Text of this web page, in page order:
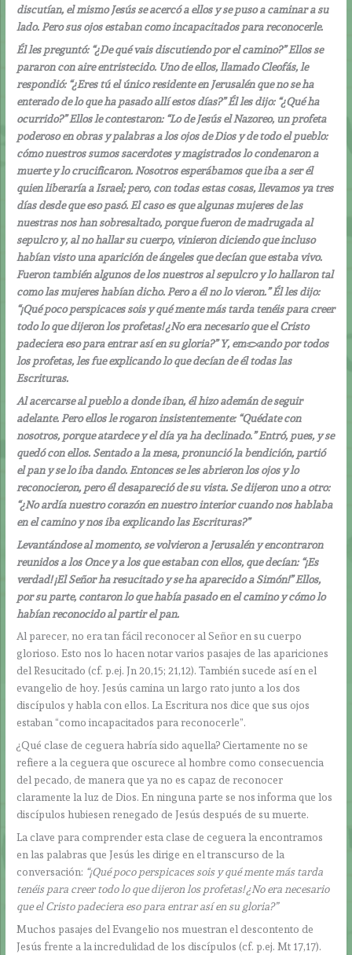
discutían, el mismo Jesús se acercó a ellos y se puso a caminar a su
lado. Pero sus ojos estaban como incapacitados para reconocerle.
Él les preguntó: “¿De qué vais discutiendo por el camino?” Ellos se
pararon con aire entristecido. Uno de ellos, llamado Cleofás, le
respondió: “¿Eres tú el único residente en Jerusalén que no se ha
enterado de lo que ha pasado allí estos días?” Él les dijo: “¿Qué ha
ocurrido?” Ellos le contestaron: “Lo de Jesús el Nazoreo, un profeta
poderoso en obras y palabras a los ojos de Dios y de todo el pueblo:
cómo nuestros sumos sacerdotes y magistrados lo condenaron a
muerte y lo crucificaron. Nosotros esperábamos que iba a ser él
quien liberaría a Israel; pero, con todas estas cosas, llevamos ya tres
días desde que eso pasó. El caso es que algunas mujeres de las
nuestras nos han sobresaltado, porque fueron de madrugada al
sepulcro y, al no hallar su cuerpo, vinieron diciendo que incluso
habían visto una aparición de ángeles que decían que estaba vivo.
Fueron también algunos de los nuestros al sepulcro y lo hallaron tal
como las mujeres habían dicho. Pero a él no lo vieron.” Él les dijo:
“¡Qué poco perspicaces sois y qué mente más tarda tenéis para creer
todo lo que dijeron los profetas! ¿No era necesario que el Cristo
padeciera eso para entrar así en su gloria?” Y, empezando por todos
los profetas, les fue explicando lo que decían de él todas las
Escrituras.
Al acercarse al pueblo a donde iban, él hizo ademán de seguir
adelante. Pero ellos le rogaron insistentemente: “Quédate con
nosotros, porque atardece y el día ya ha declinado.” Entró, pues, y se
quedó con ellos. Sentado a la mesa, pronunció la bendición, partió
el pan y se lo iba dando. Entonces se les abrieron los ojos y lo
reconocieron, pero él desapareció de su vista. Se dijeron uno a otro:
“¿No ardía nuestro corazón en nuestro interior cuando nos hablaba
en el camino y nos iba explicando las Escrituras?”
Levantándose al momento, se volvieron a Jerusalén y encontraron
reunidos a los Once y a los que estaban con ellos, que decían: “¡Es
verdad! ¡El Señor ha resucitado y se ha aparecido a Simón!” Ellos,
por su parte, contaron lo que había pasado en el camino y cómo lo
habían reconocido al partir el pan.
Al parecer, no era tan fácil reconocer al Señor en su cuerpo
glorioso. Esto nos lo hacen notar varios pasajes de las apariciones
del Resucitado (cf. p.ej. Jn 20,15; 21,12). También sucede así en el
evangelio de hoy. Jesús camina un largo rato junto a los dos
discípulos y habla con ellos. La Escritura nos dice que sus ojos
estaban “como incapacitados para reconocerle”.
¿Qué clase de ceguera habría sido aquella? Ciertamente no se
refiere a la ceguera que oscurece al hombre como consecuencia
del pecado, de manera que ya no es capaz de reconocer
claramente la luz de Dios. En ninguna parte se nos informa que los
discípulos hubiesen renegado de Jesús después de su muerte.
La clave para comprender esta clase de ceguera la encontramos
en las palabras que Jesús les dirige en el transcurso de la
conversación: “¡Qué poco perspicaces sois y qué mente más tarda
tenéis para creer todo lo que dijeron los profetas! ¿No era necesario
que el Cristo padeciera eso para entrar así en su gloria?”
Muchos pasajes del Evangelio nos muestran el descontento de
Jesús frente a la incredulidad de los discípulos (cf. p.ej. Mt 17,17).